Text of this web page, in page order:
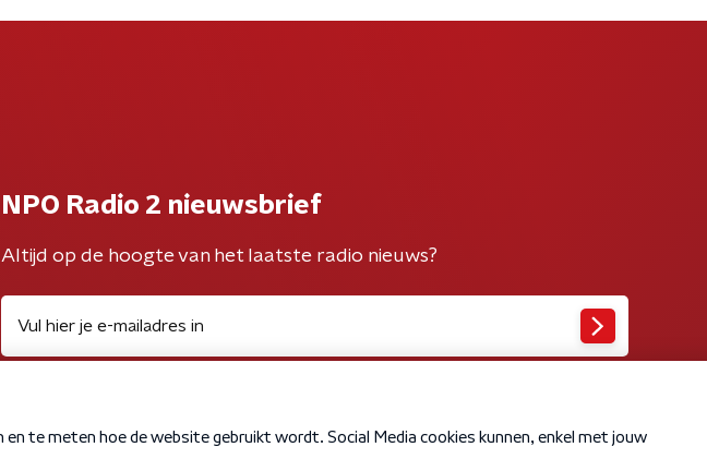
NPO Radio 2 nieuwsbrief
Altijd op de hoogte van het laatste radio nieuws?